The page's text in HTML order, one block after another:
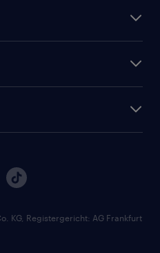
KG, Registergericht: AG Frankfurt